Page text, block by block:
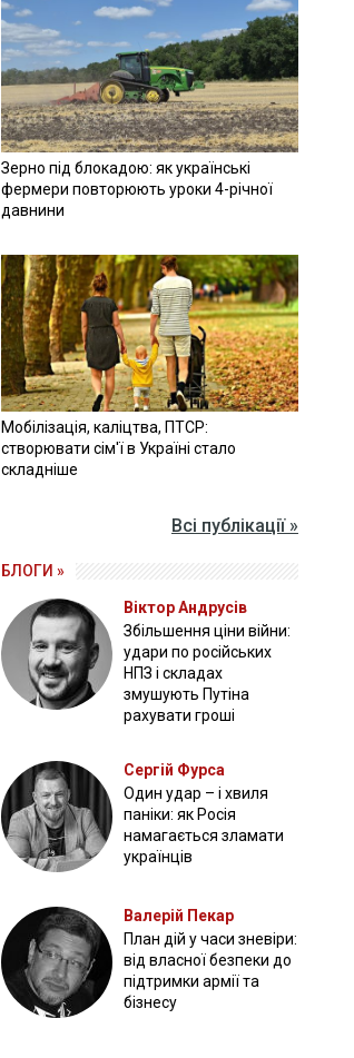
Зерно під блокадою: як українські
фермери повторюють уроки 4-річної
давнини
Мобілізація, каліцтва, ПТСР:
створювати сім'ї в Україні стало
складніше
Всі публікації »
БЛОГИ »
Віктор Андрусів
Збільшення ціни війни:
удари по російських
НПЗ і складах
змушують Путіна
рахувати гроші
Сергій Фурса
Один удар – і хвиля
паніки: як Росія
намагається зламати
українців
Валерій Пекар
План дій у часи зневіри:
від власної безпеки до
підтримки армії та
бізнесу